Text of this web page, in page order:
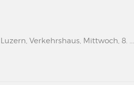
Verkehrshaus, Mittwoch, 8. ...